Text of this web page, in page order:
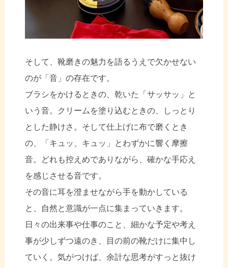
そして、靴磨きの魅力を語るうえで欠かせない
のが「音」の存在です。
ブラシをかけるときの、乾いた「サッサッ」と
いう音。クリームを塗り込むときの、しっとり
とした静けさ。そして仕上げに布で磨くとき
の、「キュッ、キュッ」とわずかに響く摩擦
音。どれも控えめでありながら、確かな手応え
を感じさせる音です。
その音に耳を澄ませながら手を動かしている
と、自然と意識が一点に集まっていきます。
日々の出来事や仕事のこと、細かな予定や考え
事が少しずつ遠のき、目の前の靴だけに集中し
ていく。気がつけば、余計な思考がすっと抜け